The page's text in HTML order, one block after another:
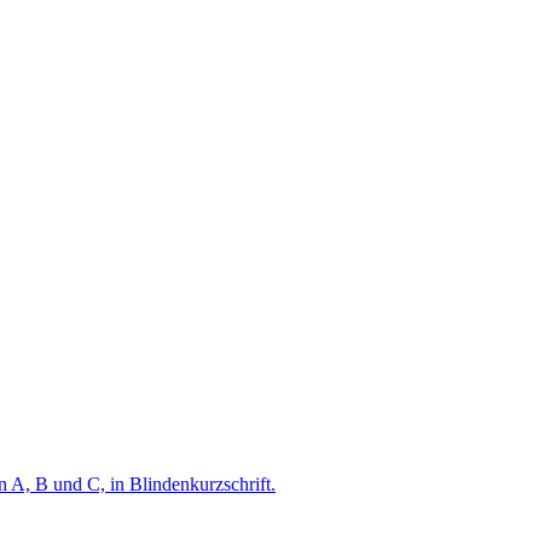
A, B und C, in Blindenkurzschrift.